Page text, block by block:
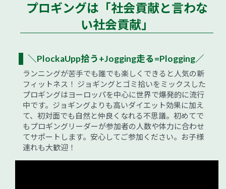
プロギングは「社会貢献と言わな
い社会貢献」
＼PlockaUpp拾う+Jogging走る=Plogging／
ランニングが苦手でも誰でも楽しくできると人気の新
フィットネス！ ジョギングとゴミ拾いをミックスした
プロギングはヨーロッパを中心に世界で爆発的に流行
中です。ジョギングよりも高いダイエット効果に加え
て、初対面でも自然と仲良くなれる不思議。初めてで
もプロギングリーダーが参加者の人数や体力に合わせ
てサポートします。安心してご参加ください。お子様
連れも大歓迎！